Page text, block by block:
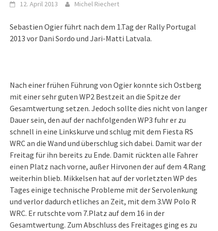
12. April 2013 Michel Riechert
Sebastien Ogier führt nach dem 1.Tag der Rally Portugal
2013 vor Dani Sordo und Jari-Matti Latvala.
Nach einer frühen Führung von Ogier konnte sich Ostberg
mit einer sehr guten WP2 Bestzeit an die Spitze der
Gesamtwertung setzen. Jedoch sollte dies nicht von langer
Dauer sein, den auf der nachfolgenden WP3 fuhr er zu
schnell in eine Linkskurve und schlug mit dem Fiesta RS
WRC an die Wand und überschlug sich dabei. Damit war der
Freitag für ihn bereits zu Ende. Damit rückten alle Fahrer
einen Platz nach vorne, außer Hirvonen der auf dem 4.Rang
weiterhin blieb. Mikkelsen hat auf der vorletzten WP des
Tages einige technische Probleme mit der Servolenkung
und verlor dadurch etliches an Zeit, mit dem 3.VW Polo R
WRC. Er rutschte vom 7.Platz auf dem 16 in der
Gesamtwertung. Zum Abschluss des Freitages ging es zu